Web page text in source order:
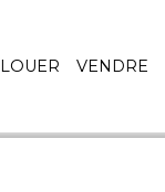
LOUER VENDRE